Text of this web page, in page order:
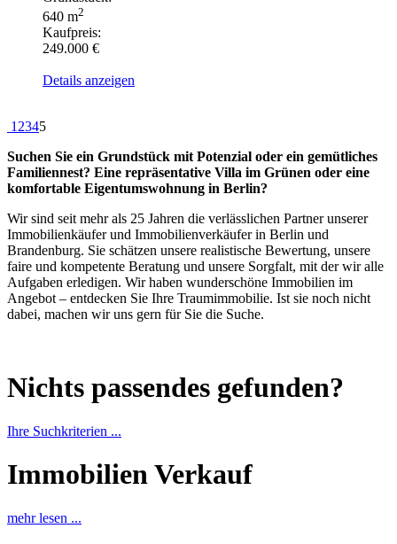
640 m2
Kaufpreis:
249.000 €
Details anzeigen
1 2345
Suchen Sie ein Grundstück mit Potenzial oder ein gemütliches
Familiennest? Eine repräsentative Villa im Grünen oder eine
komfortable Eigentumswohnung in Berlin?
Wir sind seit mehr als 25 Jahren die verlässlichen Partner unserer
Immobilienkäufer und Immobilienverkäufer in Berlin und
Brandenburg. Sie schätzen unsere realistische Bewertung, unsere
faire und kompetente Beratung und unsere Sorgfalt, mit der wir alle
Aufgaben erledigen. Wir haben wunderschöne Immobilien im
Angebot – entdecken Sie Ihre Traumimmobilie. Ist sie noch nicht
dabei, machen wir uns gern für Sie die Suche.
Nichts passendes gefunden?
Ihre Suchkriterien ...
Immobilien Verkauf
mehr lesen ...